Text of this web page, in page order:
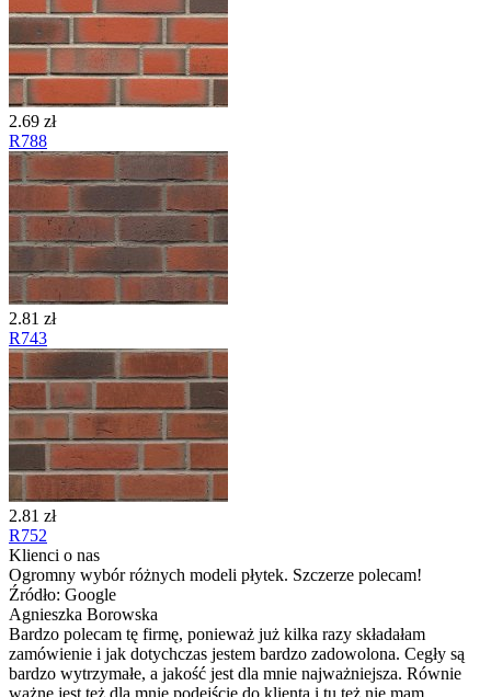
2.69 zł
R788
2.81 zł
R743
2.81 zł
R752
Klienci o nas
Ogromny wybór różnych modeli płytek. Szczerze polecam!
Źródło: Google
Agnieszka Borowska
Bardzo polecam tę firmę, ponieważ już kilka razy składałam
zamówienie i jak dotychczas jestem bardzo zadowolona. Cegły są
bardzo wytrzymałe, a jakość jest dla mnie najważniejsza. Równie